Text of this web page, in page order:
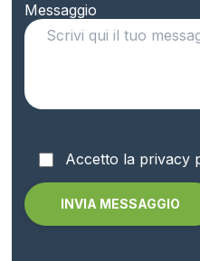
Messaggio
Accetto la privacy